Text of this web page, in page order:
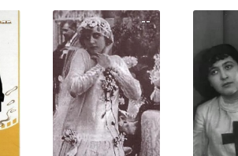
-- --